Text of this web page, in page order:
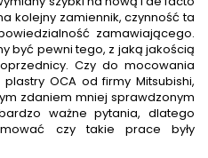
kolejny zamiennik, czynność ta
zamawiającego.
być pewni tego, z jaką jakością
Czy do mocowania
OCA od firmy Mitsubishi,
zdaniem mniej sprawdzonym
ważne pytania, dlatego
czy takie prace były